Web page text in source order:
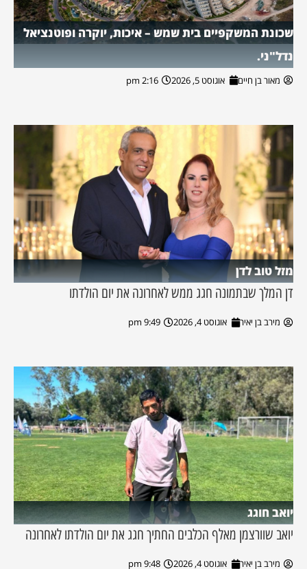
שכונת המשקפיים בית שמש – איכות, יוקרה ופוטנציאל
נדל"ני.
מאור בן חיים אוגוסט 5, 2026 2:16 pm
מזל טוב לדן
דן המלך שבתמונה חגג ממש לאחרונה את יום הולדתו
מירב בן יאיר אוגוסט 4, 2026 9:49 pm
יואב חוגג
יואב שוורצמן מאלף הכלבים החתיך חגג את יום הולדתו לאחרונה
מירב בן יאיר אוגוסט 4, 2026 9:48 pm